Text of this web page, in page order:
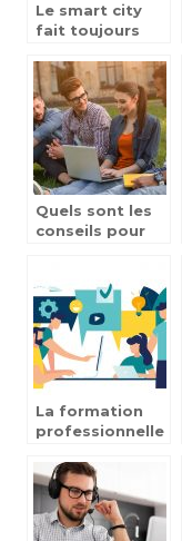
Le smart city
fait toujours
société actuelle
Quels sont les
conseils pour
?
La formation
professionnelle
moyen de
trouver du
travail en 2022
?